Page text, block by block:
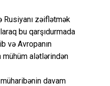
Rusiyanı zəiflətmək
bu qarşıdurmada
və Avropanın
alətlərindən
davam